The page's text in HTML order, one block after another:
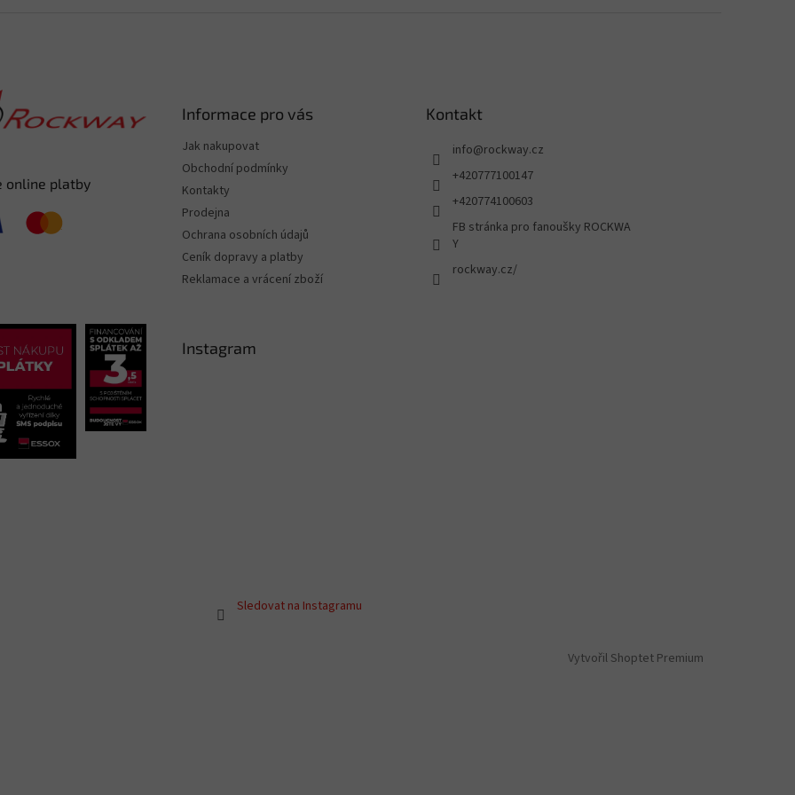
online platby
Informace pro vás
Jak nakupovat
Obchodní podmínky
Kontakty
Prodejna
Ochrana osobních údajů
Ceník dopravy a platby
Reklamace a vrácení zboží
Kontakt
info@rockway.cz
+420777100147
+420774100603
FB stránka pro fanoušky ROCKWA
Y
rockway.cz/
Instagram
Sledovat na Instagramu
Vytvořil Shoptet Premium